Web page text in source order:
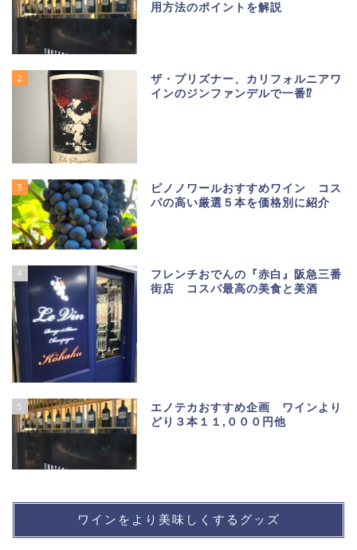
用方法のポイントを解説
2
ザ・プリズナー、カリフォルニアワ
インのジンファンデルで一番⁉
3
ピノノワールおすすめワイン コス
パの高い厳選５本を価格別に紹介
4
フレンチおでんの『赤白』阪急三番
街店 コスパ最高の美食と美酒
5
エノテカおすすめ企画 ワインより
どり３本１１,０００円他
ワインをより美味しくするグッズ